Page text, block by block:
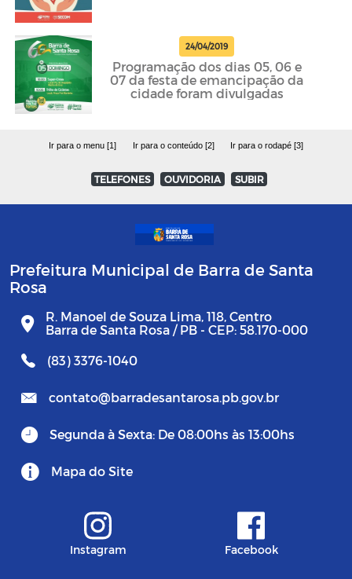
24/04/2019
Programação dos dias 05, 06 e
07 da festa de emancipação da
cidade foram divulgadas
Ir para o menu [1] Ir para o conteúdo [2] Ir para o rodapé [3]
TELEFONES OUVIDORIA SUBIR
Prefeitura Municipal de Barra de Santa
Rosa
R. Manoel de Souza Lima, 118, Centro
Barra de Santa Rosa / PB - CEP: 58.170-000
(83) 3376-1040
contato@barradesantarosa.pb.gov.br
Segunda à Sexta: De 08:00hs às 13:00hs
Mapa do Site
Instagram Facebook